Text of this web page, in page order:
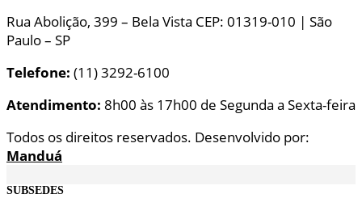
Rua Abolição, 399 – Bela Vista CEP: 01319-010 | São
Paulo – SP
Telefone: (11) 3292-6100
Atendimento: 8h00 às 17h00 de Segunda a Sexta-feira
Todos os direitos reservados. Desenvolvido por:
Manduá
SUBSEDES